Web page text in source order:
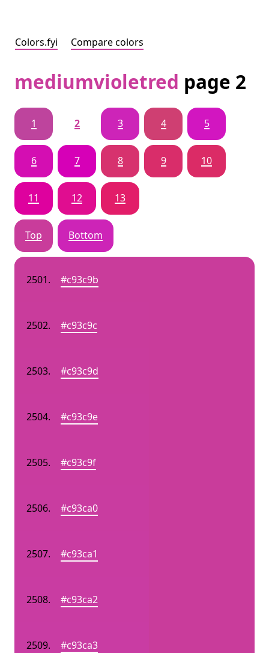
Colors.fyi Compare colors
mediumvioletred page 2
1 2 3 4 5
6 7 8 9 10
11 12 13
Top Bottom
#c93c9b
#c93c9c
#c93c9d
#c93c9e
#c93c9f
#c93ca0
#c93ca1
#c93ca2
#c93ca3